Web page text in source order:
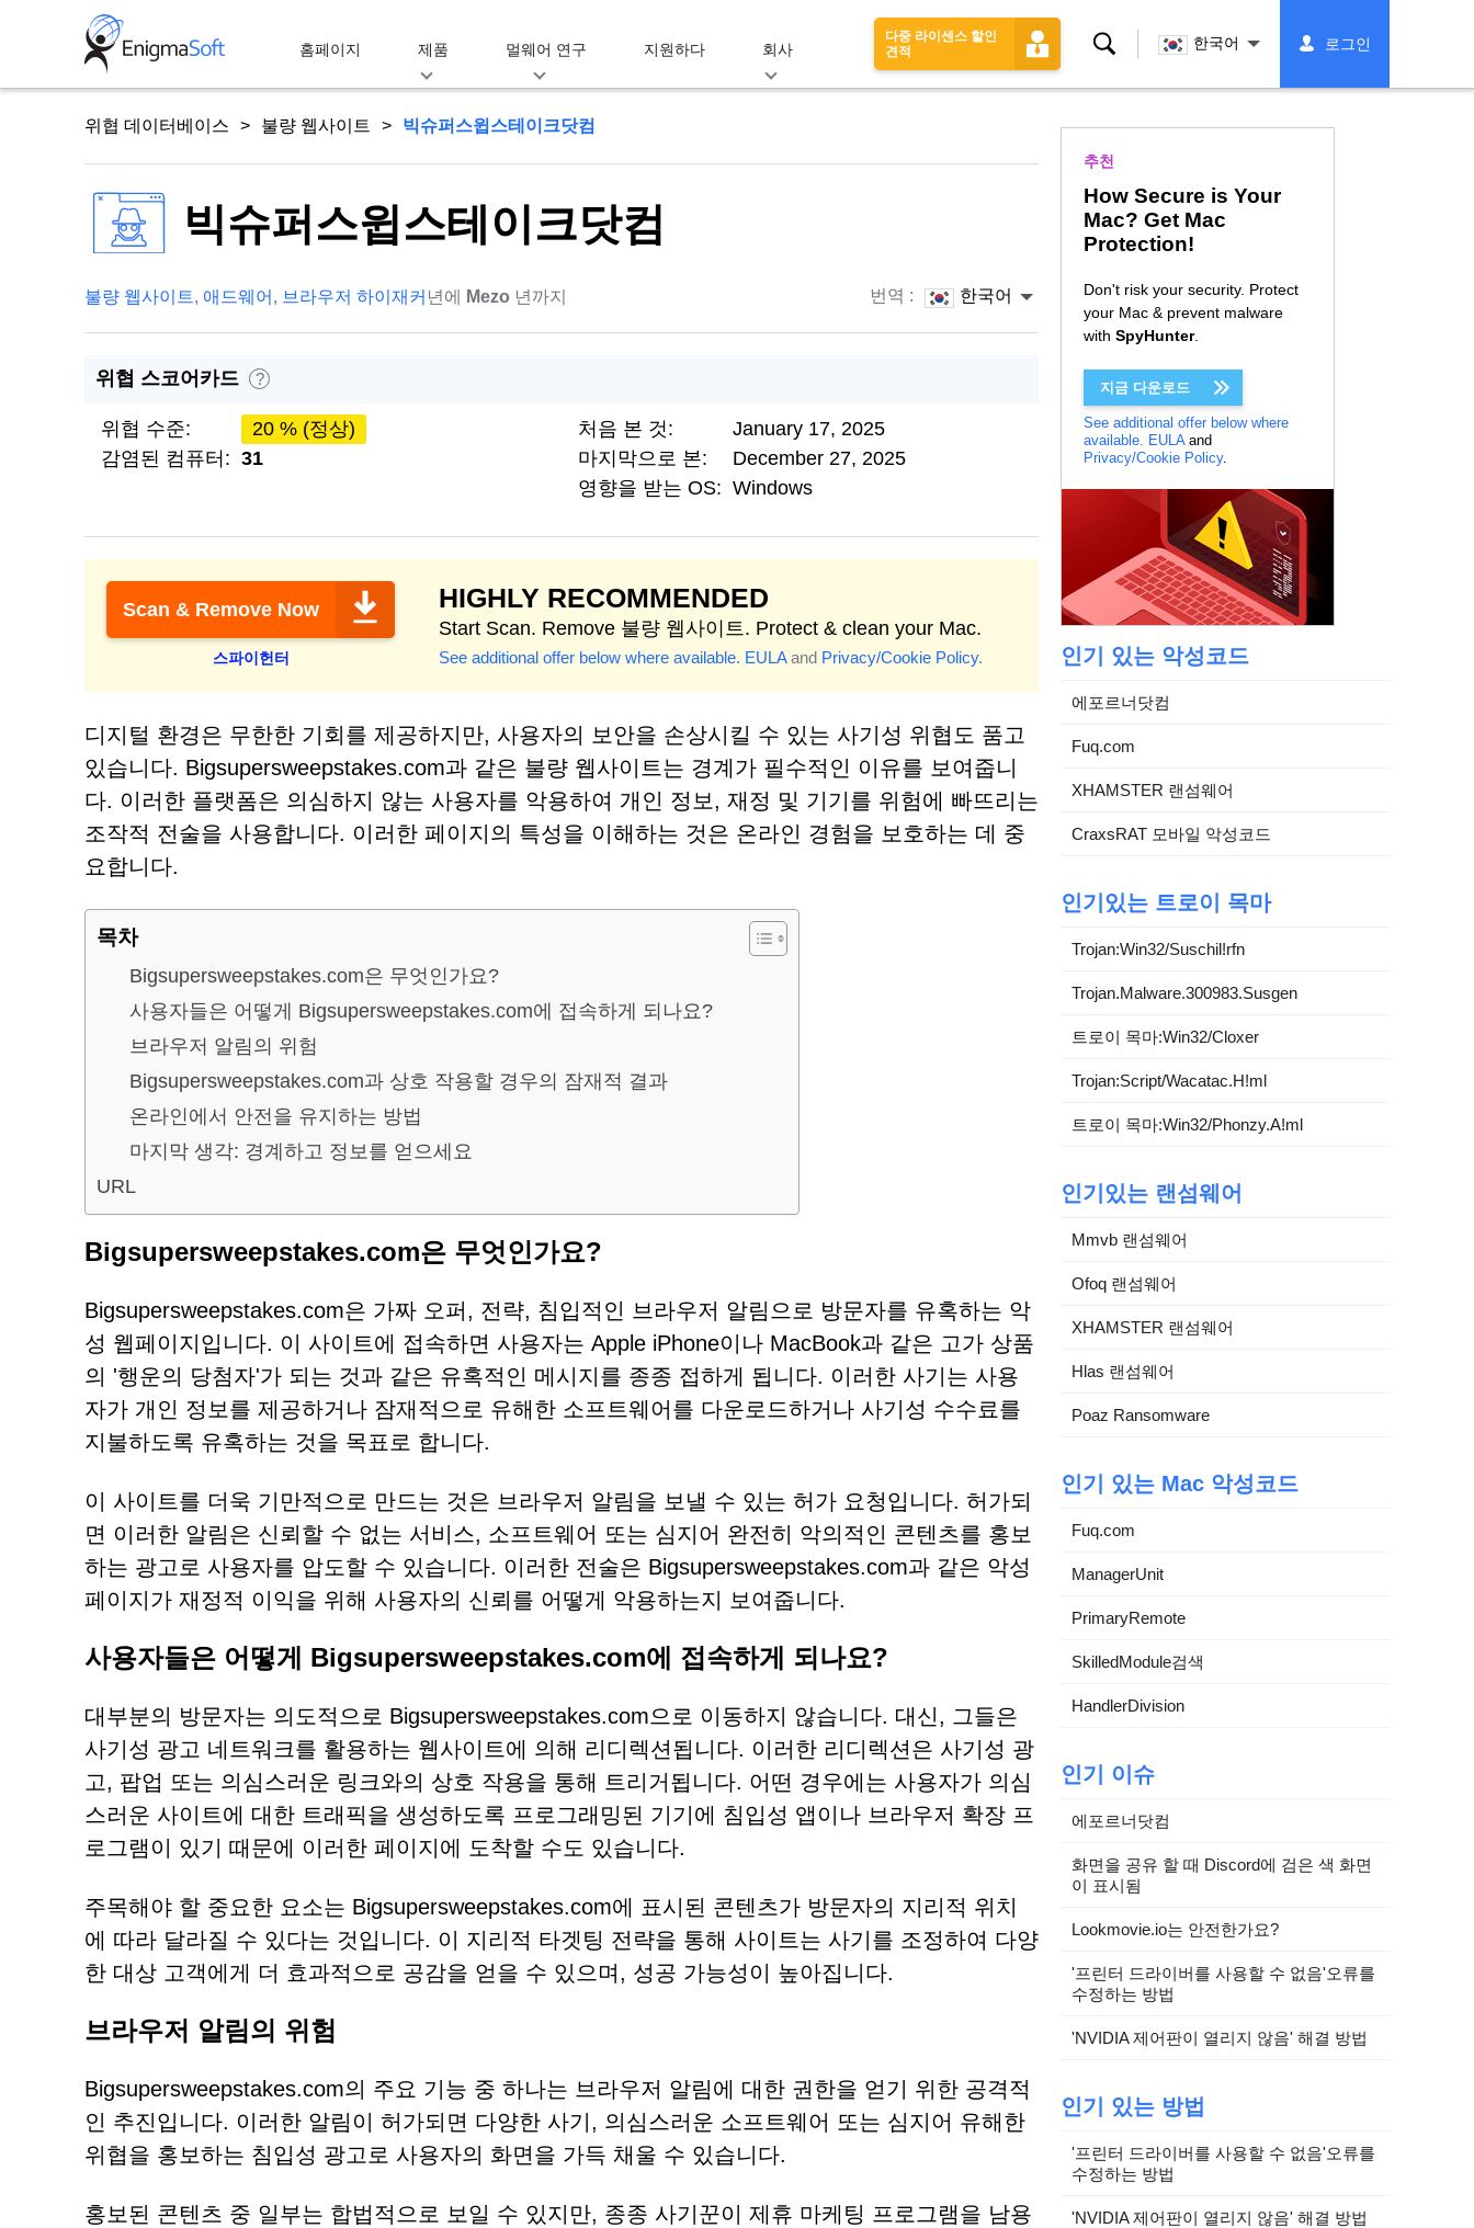
홈페이지 제품 멀웨어 연구 지원하다 회사
다중 라이센스 할인
견적
찾
한국어 로그인
위협 데이터베이스 불량 웹사이트 빅슈퍼스윕스테이크닷컴
빅슈퍼스윕스테이크닷컴
불량 웹사이트, 애드웨어 , 브라우저 하이재커 년에 Mezo 년까지 번역 : 한국어
위협 스코어카드 ?
위협 수준:
20 % (정상)
감염된 컴퓨터: 31
처음 본 것:
January 17, 2025
마지막으로 본:
December 27, 2025
영향을 받는 OS: Windows
Scan & Remove Now
스파이헌터
HIGHLY RECOMMENDED
Start Scan. Remove 불량 웹사이트. Protect & clean your Mac.
See additional offer below where available. EULAand Privacy/Cookie Policy.
디지털 환경은 무한한 기회를 제공하지만, 사용자의 보안을 손상시킬 수 있는 사기성 위협도 품고
있습니다. Bigsupersweepstakes.com과 같은 불량 웹사이트는 경계가 필수적인 이유를 보여줍니
다. 이러한 플랫폼은 의심하지 않는 사용자를 악용하여 개인 정보, 재정 및 기기를 위험에 빠뜨리는
조작적 전술을 사용합니다. 이러한 페이지의 특성을 이해하는 것은 온라인 경험을 보호하는 데 중
요합니다.
목차
Bigsupersweepstakes.com은 무엇인가요?
사용자들은 어떻게 Bigsupersweepstakes.com에 접속하게 되나요?
브라우저 알림의 위험
Bigsupersweepstakes.com과 상호 작용할 경우의 잠재적 결과
온라인에서 안전을 유지하는 방법
마지막 생각: 경계하고 정보를 얻으세요
URL
Bigsupersweepstakes.com은 무엇인가요?
Bigsupersweepstakes.com은 가짜 오퍼, 전략, 침입적인 브라우저 알림으로 방문자를 유혹하는 악
성 웹페이지입니다. 이 사이트에 접속하면 사용자는 Apple iPhone이나 MacBook과 같은 고가 상품
의 '행운의 당첨자'가 되는 것과 같은 유혹적인 메시지를 종종 접하게 됩니다. 이러한 사기는 사용
자가 개인 정보를 제공하거나 잠재적으로 유해한 소프트웨어를 다운로드하거나 사기성 수수료를
지불하도록 유혹하는 것을 목표로 합니다.
이 사이트를 더욱 기만적으로 만드는 것은 브라우저 알림을 보낼 수 있는 허가 요청입니다. 허가되
면 이러한 알림은 신뢰할 수 없는 서비스, 소프트웨어 또는 심지어 완전히 악의적인 콘텐츠를 홍보
하는 광고로 사용자를 압도할 수 있습니다. 이러한 전술은 Bigsupersweepstakes.com과 같은 악성
페이지가 재정적 이익을 위해 사용자의 신뢰를 어떻게 악용하는지 보여줍니다.
사용자들은 어떻게 Bigsupersweepstakes.com에 접속하게 되나요?
대부분의 방문자는 의도적으로 Bigsupersweepstakes.com으로 이동하지 않습니다. 대신, 그들은
사기성 광고 네트워크를 활용하는 웹사이트에 의해 리디렉션됩니다. 이러한 리디렉션은 사기성 광
고, 팝업 또는 의심스러운 링크와의 상호 작용을 통해 트리거됩니다. 어떤 경우에는 사용자가 의심
스러운 사이트에 대한 트래픽을 생성하도록 프로그래밍된 기기에 침입성 앱이나 브라우저 확장 프
로그램이 있기 때문에 이러한 페이지에 도착할 수도 있습니다.
주목해야 할 중요한 요소는 Bigsupersweepstakes.com에 표시된 콘텐츠가 방문자의 지리적 위치
에 따라 달라질 수 있다는 것입니다. 이 지리적 타겟팅 전략을 통해 사이트는 사기를 조정하여 다양
한 대상 고객에게 더 효과적으로 공감을 얻을 수 있으며, 성공 가능성이 높아집니다.
브라우저 알림의 위험
Bigsupersweepstakes.com의 주요 기능 중 하나는 브라우저 알림에 대한 권한을 얻기 위한 공격적
인 추진입니다. 이러한 알림이 허가되면 다양한 사기, 의심스러운 소프트웨어 또는 심지어 유해한
위협을 홍보하는 침입성 광고로 사용자의 화면을 가득 채울 수 있습니다.
홍보된 콘텐츠 중 일부는 합법적으로 보일 수 있지만, 종종 사기꾼이 제휴 마케팅 프로그램을 남용
추천
How Secure is Your
Mac? Get Mac
Protection!
Don't risk your security. Protect
your Mac & prevent malware
with SpyHunter.
지금 다운로드
See additional offer below where
available. EULAand
Privacy/Cookie Policy.
인기 있는 악성코드
에포르너닷컴
Fuq.com
XHAMSTER 랜섬웨어
CraxsRAT 모바일 악성코드
인기있는 트로이 목마
Trojan:Win32/Suschil!rfn
Trojan.Malware.300983.Susgen
트로이 목마:Win32/Cloxer
Trojan:Script/Wacatac.H!ml
트로이 목마:Win32/Phonzy.A!ml
인기있는 랜섬웨어
Mmvb 랜섬웨어
Ofoq 랜섬웨어
XHAMSTER 랜섬웨어
Hlas 랜섬웨어
Poaz Ransomware
인기 있는 Mac 악성코드
Fuq.com
ManagerUnit
PrimaryRemote
SkilledModule검색
HandlerDivision
인기 이슈
에포르너닷컴
화면을 공유 할 때 Discord에 검은 색 화면
이 표시됨
Lookmovie.io는 안전한가요?
'프린터 드라이버를 사용할 수 없음'오류를
수정하는 방법
'NVIDIA 제어판이 열리지 않음' 해결 방법
인기 있는 방법
'프린터 드라이버를 사용할 수 없음'오류를
수정하는 방법
'NVIDIA 제어판이 열리지 않음' 해결 방법